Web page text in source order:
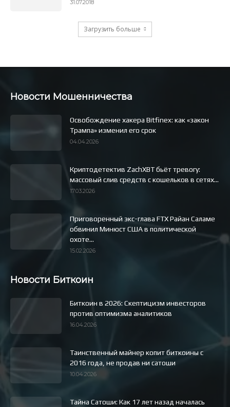
31.07.2018
Загрузить больше
Новости Мошенничества
Освобождение хакера Bitfinex: как «закон
Трампа» изменил его срок
04.04.2026
Криптодетектив ZachXBT бьёт тревогу:
массовый слив средств с кошельков в сетях...
17.03.2026
Приговоренный экс-глава FTX Райан Саламе
обвинил Минюст США в политической
охоте...
15.02.2026
Новости Биткоин
Биткоин в 2026: Скептицизм инвесторов
против оптимизма аналитиков
16.04.2026
Таинственный майнер копит биткоины с
2016 года, не продав ни сатоши
10.04.2026
Тайна Сатоши: Как 17 лет назад началась